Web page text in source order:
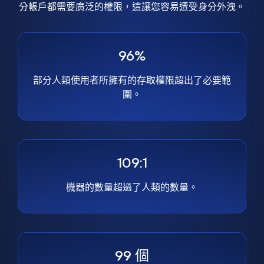
分帳戶都需要廣泛的權限，這讓您容易遭受身分外洩。
96%
部分人類使用者所擁有的存取權限超出了必要範
圍。
109:1
機器的數量超過了人類的數量。
99 個